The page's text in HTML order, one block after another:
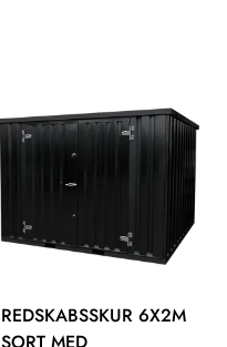
REDSKABSSKUR 6X2M
SORT MED